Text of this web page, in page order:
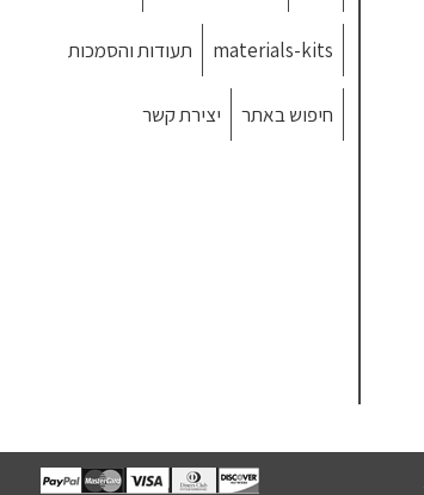
materials-kits תעודות והסמכות
חיפוש באתר יצירת קשר